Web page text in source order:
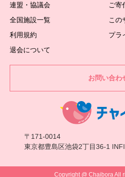
連盟・協議会
ご寄
全国施設一覧
この
利用規約
プラ
退会について
お問い合わ
〒171-0014
東京都豊島区池袋2丁目36-1
Copyright @ Chaibora All